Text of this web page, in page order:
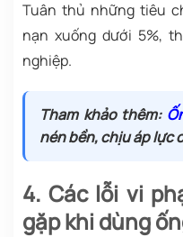
Tuân thủ những tiêu
nạn xuống dưới 5%,
nghiệp.
Tham khảo thêm:
nén bền, chịu áp lực
4. Các lỗi vi
gặp khi dùng